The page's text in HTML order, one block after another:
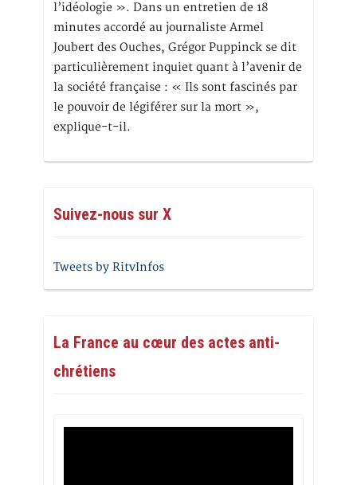
l’idéologie ». Dans un entretien de 18
minutes accordé au journaliste Armel
Joubert des Ouches, Grégor Puppinck se dit
particulièrement inquiet quant à l’avenir de
la société française : « Ils sont fascinés par
le pouvoir de légiférer sur la mort »,
explique-t-il.
Suivez-nous sur X
Tweets by RitvInfos
La France au cœur des actes anti-
chrétiens